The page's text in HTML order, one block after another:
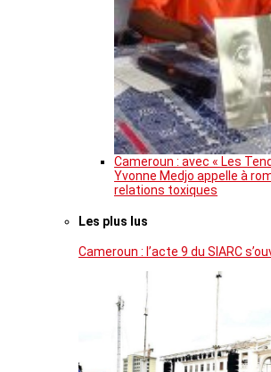
Cameroun : avec « Les
Yvonne Medjo appelle à
relations toxiques
Les plus lus
Cameroun : l’acte 9 du SIARC